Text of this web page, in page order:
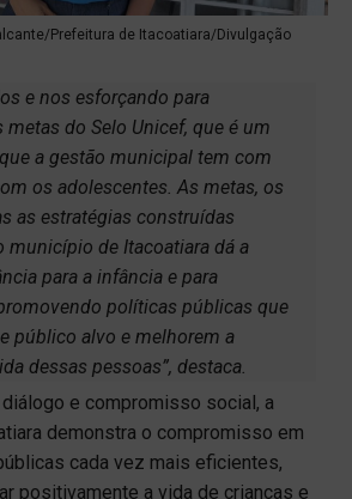
Prefeitura de Itacoatiara/Divulgação
e nos esforçando para
do Selo Unicef, que é um
a gestão municipal tem com
os adolescentes. As metas, os
as estratégias construídas
município de Itacoatiara dá a
para a infância e para
políticas públicas que
público alvo e melhorem a
dessas pessoas”, destaca.
diálogo e compromisso social, a
demonstra o compromisso em
cada vez mais eficientes,
positivamente a vida de crianças e